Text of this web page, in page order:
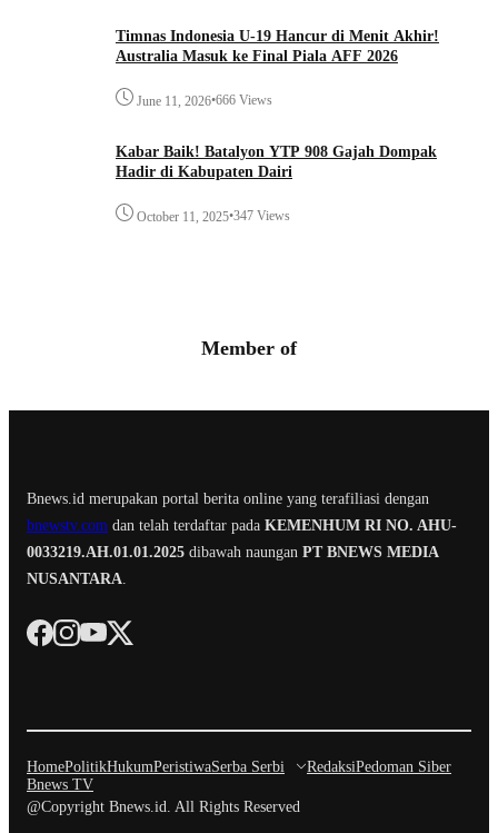
Timnas Indonesia U-19 Hancur di Menit Akhir!
Australia Masuk ke Final Piala AFF 2026
June 11, 2026•666 Views
Kabar Baik! Batalyon YTP 908 Gajah Dompak
Hadir di Kabupaten Dairi
October 11, 2025•347 Views
Member of
Bnews.id merupakan portal berita online yang terafiliasi dengan
bnewstv.com dan telah terdaftar pada KEMENHUM RI NO. AHU-
0033219.AH.01.01.2025 dibawah naungan PT BNEWS MEDIA
NUSANTARA
HomePolitikHukumPeristiwaSerba Serbi RedaksiPedoman Siber
Bnews TV
@Copyright Bnews.id. All Rights Reserved